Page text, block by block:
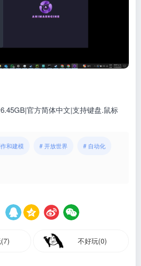
官方简体中文|支持键盘.鼠标
和建模 # 开放世界 # 自动化
不好玩(0)